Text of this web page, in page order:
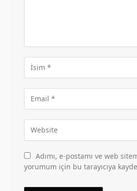
Adımı, e-postamı ve web
yorumum için bu tarayıcıya